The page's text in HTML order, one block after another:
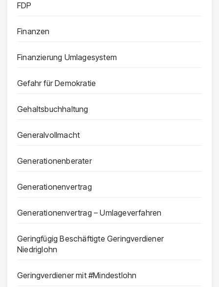
FDP
Finanzen
Finanzierung Umlagesystem
Gefahr für Demokratie
Gehaltsbuchhaltung
Generalvollmacht
Generationenberater
Generationenvertrag
Generationenvertrag – Umlageverfahren
Geringfügig Beschäftigte Geringverdiener
Niedriglohn
Geringverdiener mit #Mindestlohn